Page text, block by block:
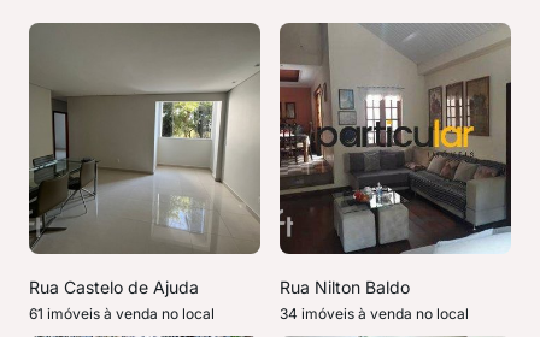
Rua Castelo de Ajuda
61 imóveis à venda no local
Rua Nilton Baldo
34 imóveis à venda no local